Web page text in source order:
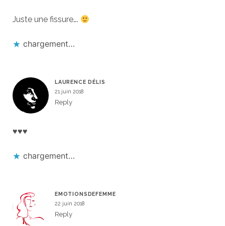
Juste une fissure….
chargement…
LAURENCE DÉLIS
21 juin 2018
Reply
♥♥♥
chargement…
EMOTIONSDEFEMME
22 juin 2018
Reply